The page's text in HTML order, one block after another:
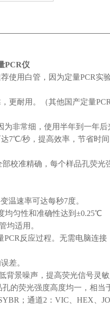
PCR仪
使用白管，因为定量PCR实
更耐用。（其他国产定量
非常细，使用半年到一年后
7℃/秒，提高效率，节省时间
校准精确，每个样品孔荧光
温速率可达每秒7度。
均匀性和准确性达到±0.25℃
均适用。
反应过程。无需电脑连接
差。
背景噪声，提高荧光信号灵敏
的荧光强度高度均一，相当
；通道2：VIC、HEX、